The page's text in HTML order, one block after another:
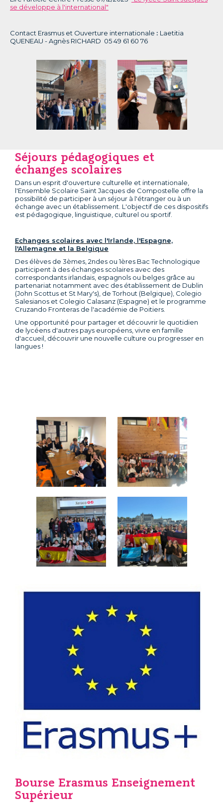
se développe à l'international"
Contact Erasmus et Ouverture internationale : Laetitia
QUENEAU - Agnès RICHARD 05 49 61 60 76
Séjours pédagogiques et
échanges scolaires
Dans un esprit d'ouverture culturelle et internationale,
l'Ensemble Scolaire Saint Jacques de Compostelle offre la
possibilité de participer à un séjour à l'étranger ou à un
échange avec un établissement. L'objectif de ces dispositifs
est pédagogique, linguistique, culturel ou sportif.
Echanges scolaires avec l'Irlande, l'Espagne,
l'Allemagne et la Belgique
Des élèves de 3èmes, 2ndes ou 1ères Bac Technologique
participent à des échanges scolaires avec des
correspondants irlandais, espagnols ou belges grâce au
partenariat notamment avec des établissement de Dublin
(John Scottus et St Mary's), de Torhout (Belgique), Colegio
Salesianos et Colegio Calasanz (Espagne) et le programme
Cruzando Fronteras de l'académie de Poitiers.
Une opportunité pour partager et découvrir le quotidien
de lycéens d'autres pays européens, vivre en famille
d'accueil, découvrir une nouvelle culture ou progresser en
langues !
Bourse Erasmus Enseignement
Supérieur